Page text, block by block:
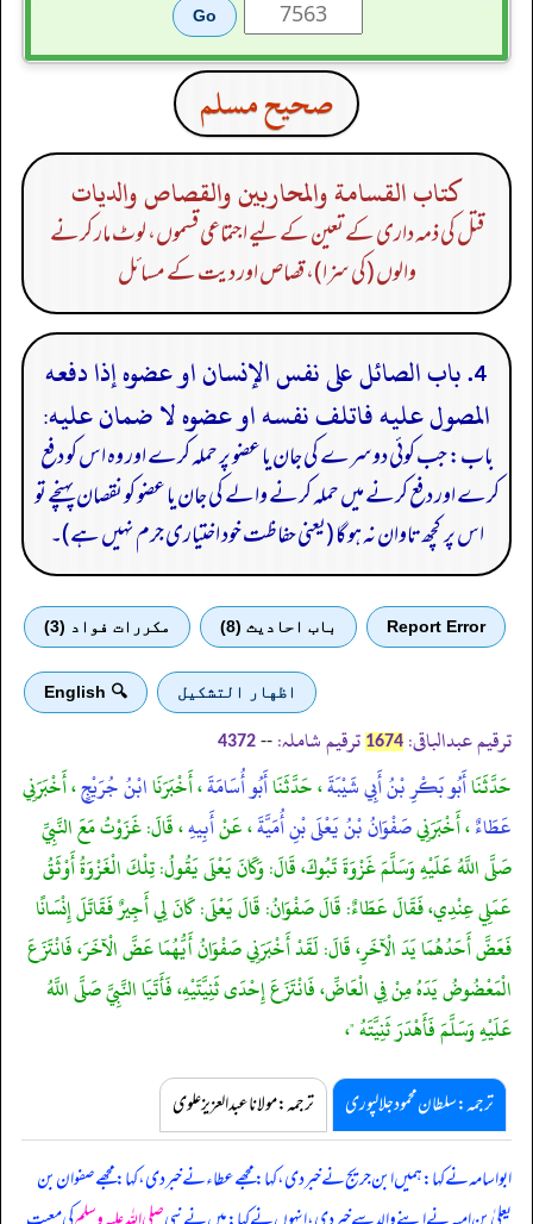
صحيح مسلم
كتاب القسامة والمحاربين والقصاص والديات
قتل کی ذمہ داری کے تعین کے لیے اجتماعی قسموں، لوٹ مار کرنے
والوں (کی سزا)، قصاص اور دیت کے مسائل
4. باب الصائل على نفس الإنسان او عضوه إذا دفعه
المصول عليه فاتلف نفسه او عضوه لا ضمان عليه:
باب: جب کوئی دوسرے کی جان یا عضو پر حملہ کرے اور وہ اس کو دفع
کرے اور دفع کرنے میں حملہ کرنے والے کی جان یا عضو کو نقصان پہنچے تو
اس پر کچھ تاوان نہ ہو گا (یعنی حفاظت خود اختیاری جرم نہیں ہے)۔
Report Error باب احادیث (8) مكررات فواد (3)
اظهار التشكيل 🔍 English
ترقیم عبدالباقی: 1674 ترقیم شاملہ: --
4372
حَدَّثَنَاأَبُو بَكْرِ بْنُ أَبِي شَيْبَةَ، حَدَّثَنَاأَبُو أُسَامَةَ، أَخْبَرَنَاابْنُ جُرَيْجٍ، أَخْبَرَنِي
عَطَاءٌ، أَخْبَرَنِيصَفْوَانُ بْنُ يَعْلَى بْنِ أُمَيَّةَ، عَنْأَبِيهِ، قَالَ: غَزَوْتُ مَعَ النَّبِيِّ
صَلَّى اللَّهُ عَلَيْهِ وَسَلَّمَ غَزْوَةَ تَبُوكَ، قَالَ: وَكَانَ يَعْلَى يَقُولُ: تِلْكَ الْغَزْوَةُ أَوْثَقُ
عَمَلِي عِنْدِي، فَقَالَ عَطَاءٌ: قَالَ صَفْوَانُ: قَالَ يَعْلَى: كَانَ لِي أَجِيرٌ فَقَاتَلَ إِنْسَانًا
فَعَضَّ أَحَدُهُمَا يَدَ الْآخَرِ، قَالَ: لَقَدْ أَخْبَرَنِي صَفْوَانُ أَيُّهُمَا عَضَّ الْآخَرَ، فَانْتَزَعَ
الْمَعْضُوضُ يَدَهُ مِنْ فِي الْعَاضِّ، فَانْتَزَعَ إِحْدَى ثَنِيَّتَيْهِ، فَأَتَيَا النَّبِيَّ صَلَّى اللَّهُ
عَلَيْهِ وَسَلَّمَ فَأَهْدَرَ ثَنِيَّتَهُ "،
ترجمہ:سلطان محمود جلالپوری ترجمہ:مولانا عبدالعزیز علوی
ابواسامہ نے کہا: ہمیں ابن جریج نے خبر دی، کہا: مجھے عطاء نے خبر دی، کہا: مجھے صفوان بن